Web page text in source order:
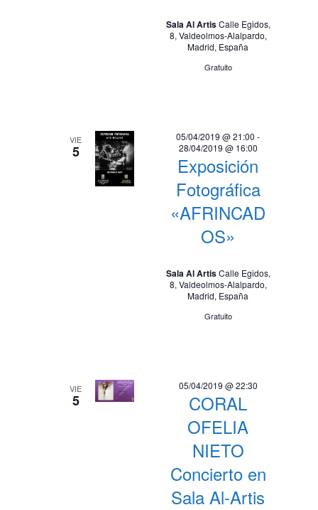
Sala Al ArtisCalle Egidos,
8, Valdeolmos-Alalpardo,
Madrid, España
Gratuito
VIE
5
Exposición
Fotográfica
«AFRINCAD
OS»
05/04/2019 @ 21:00 -
28/04/2019 @ 16:00
Sala Al ArtisCalle Egidos,
8, Valdeolmos-Alalpardo,
Madrid, España
Gratuito
VIE
5
CORAL
OFELIA
NIETO
Concierto en
Sala Al-Artis
05/04/2019 @ 22:30